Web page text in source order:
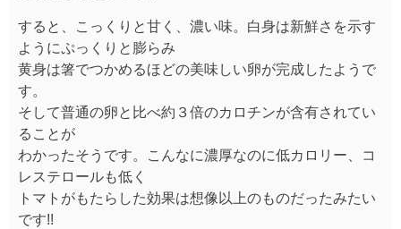
すると、こっくりと甘く、濃い味。白身は新鮮さを示す
ようにぷっくりと膨らみ
黄身は箸でつかめるほどの美味しい卵が完成したようで
す。
そして普通の卵と比べ約３倍のカロチンが含有されてい
ることが
わかったそうです。こんなに濃厚なのに低カロリー、コ
レステロールも低く
トマトがもたらした効果は想像以上のものだったみたい
です!!